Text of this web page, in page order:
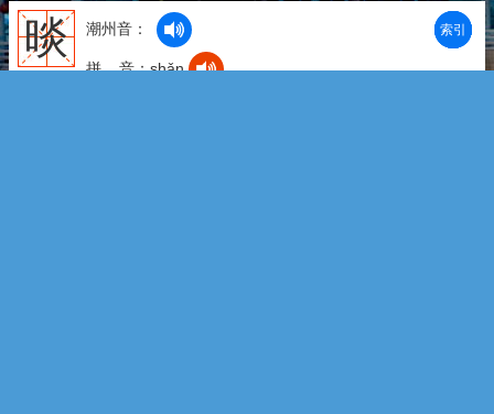
晱 潮州音：
拼 音：shǎn
部首
笔划
拼音
潮拼